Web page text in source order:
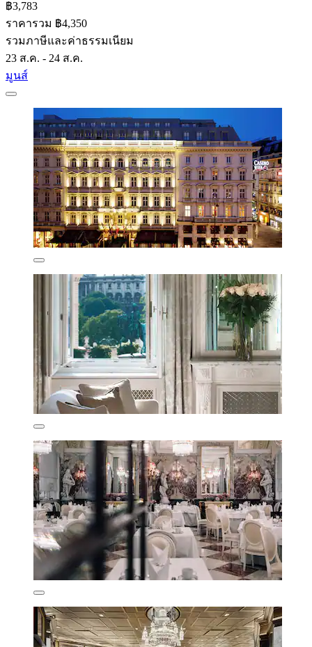
฿3,783
ราคารวม ฿4,350
รวมภาษีและค่าธรรมเนียม
23 ส.ค. - 24 ส.ค.
มูนส์